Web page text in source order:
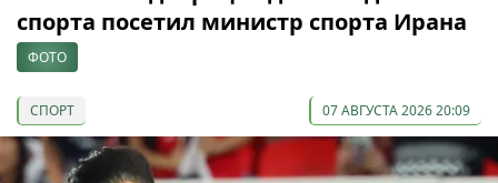
спорта посетил министр спорта Ирана
ФОТО
СПОРТ 07 АВГУСТА 2026 20:09